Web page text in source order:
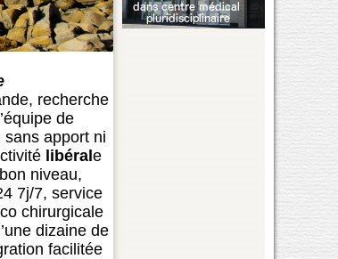
recherche
de
apport ni
libéral e
niveau,
7j/7, service
chirurgicale
dizaine de
facilitée